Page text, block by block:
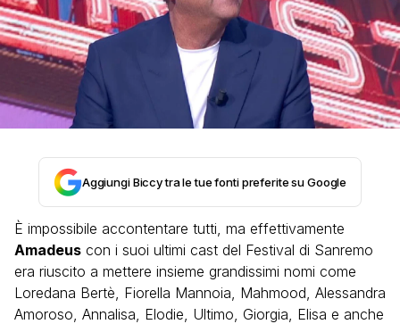
Aggiungi Biccy tra le tue fonti preferite su Google
È impossibile accontentare tutti, ma effettivamente
Amadeus con i suoi ultimi cast del Festival di Sanremo
era riuscito a mettere insieme grandissimi nomi come
Loredana Bertè, Fiorella Mannoia, Mahmood, Alessandra
Amoroso, Annalisa, Elodie, Ultimo, Giorgia, Elisa e anche